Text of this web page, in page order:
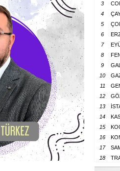
3
4
5
6
7
8
9
10
11
12
13
14
15
16
17
18